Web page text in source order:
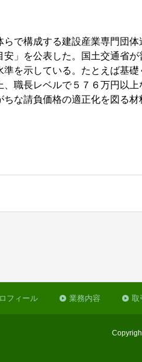
らで構成する建設産業専門団
安」を公表した。国土交通省
準を示している。たとえば基
、職長レベルで５７６万円以
な請負価格の適正化を図る材
フィール 業務内容 取